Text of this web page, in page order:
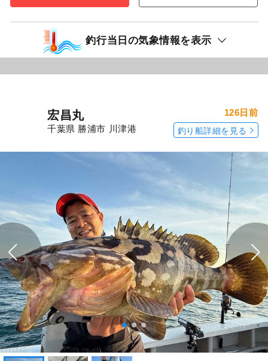
釣行当日の気象情報を表示
宏昌丸
千葉県 勝浦市 川津港
126日前
釣り船詳細を見る